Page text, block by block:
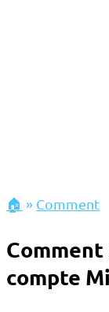
🏠 » Comment
compte